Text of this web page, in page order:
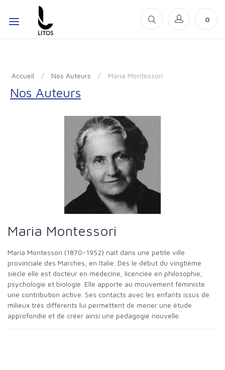
0
Accueil / Nos Auteurs / Maria Montessori
Nos Auteurs
Maria Montessori
Maria Montessori (1870-1952) naît dans une petite ville
provinciale des Marches, en Italie. Dès le début du vingtième
siècle elle est docteur en médecine, licenciée en philosophie,
psychologie et biologie. Elle apporte au mouvement féministe
une contribution active. Ses contacts avec les enfants issus de
milieux très différents lui permettent de mener une étude
approfondie et de créer ainsi une pédagogie nouvelle.